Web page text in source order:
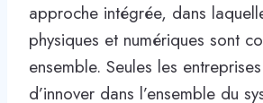
approche intégrée, dans
physiques et numériques sont
ensemble. Seules les
d’innover dans l’ensemble du